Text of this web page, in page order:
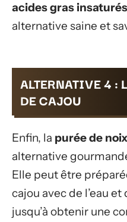
acides gras insaturés
alternative saine et
ALTERNATIVE 4 :
DE CAJOU
Enfin, la purée de
alternative
Elle peut être
cajou avec de l’eau
jusqu’à obtenir une